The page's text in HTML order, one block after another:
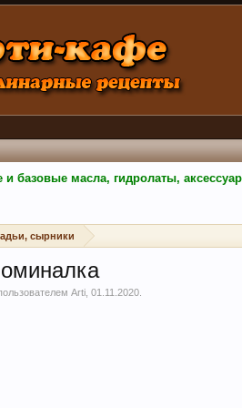
и базовые масла, гидролаты,
сырники
Arti ,01.11.2020